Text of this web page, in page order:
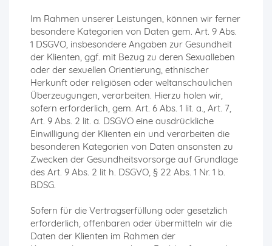
Im Rahmen unserer Leistungen, können wir ferner
besondere Kategorien von Daten gem. Art. 9 Abs.
1 DSGVO, insbesondere Angaben zur Gesundheit
der Klienten, ggf. mit Bezug zu deren Sexualleben
oder der sexuellen Orientierung, ethnischer
Herkunft oder religiösen oder weltanschaulichen
Überzeugungen, verarbeiten. Hierzu holen wir,
sofern erforderlich, gem. Art. 6 Abs. 1 lit. a., Art. 7,
Art. 9 Abs. 2 lit. a. DSGVO eine ausdrückliche
Einwilligung der Klienten ein und verarbeiten die
besonderen Kategorien von Daten ansonsten zu
Zwecken der Gesundheitsvorsorge auf Grundlage
des Art. 9 Abs. 2 lit h. DSGVO, § 22 Abs. 1 Nr. 1 b.
BDSG.
Sofern für die Vertragserfüllung oder gesetzlich
erforderlich, offenbaren oder übermitteln wir die
Daten der Klienten im Rahmen der